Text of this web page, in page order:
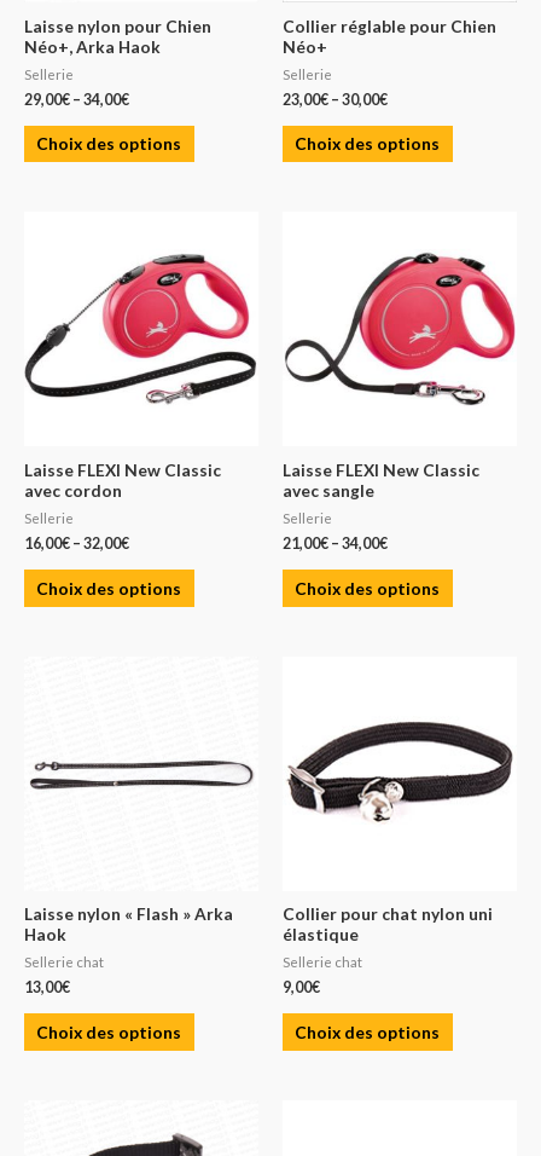
Laisse nylon pour Chien
Néo+, Arka Haok
Sellerie
29,00€ – 34,00€
Choix des options
Collier réglable pour Chien
Néo+
Sellerie
23,00€ – 30,00€
Choix des options
Laisse FLEXI New Classic
avec cordon
Sellerie
16,00€ – 32,00€
Choix des options
Laisse FLEXI New Classic
avec sangle
Sellerie
21,00€ – 34,00€
Choix des options
Laisse nylon « Flash » Arka
Haok
Sellerie chat
13,00€
Choix des options
Collier pour chat nylon uni
élastique
Sellerie chat
9,00€
Choix des options